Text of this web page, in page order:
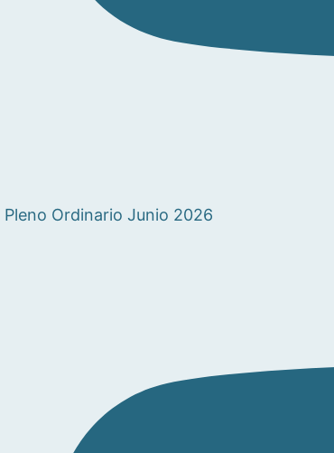
Pleno Ordinario Junio 2026